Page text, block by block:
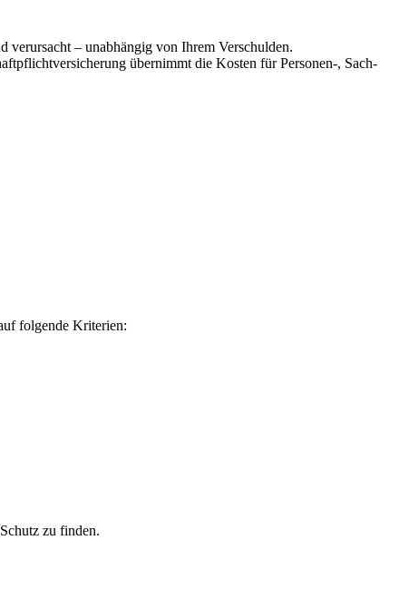
verursacht – unabhängig von Ihrem Verschulden.
übernimmt die Kosten für Personen-, Sach-
folgende Kriterien:
zu finden.